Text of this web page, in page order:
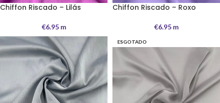
Chiffon Riscado – Lilás
€6.95m
Chiffon Riscado – Roxo
€6.95m
ESGOTADO